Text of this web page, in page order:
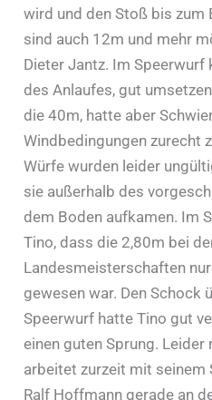
wird und den Stoß bis zum
sind auch 12m und mehr
Dieter Jantz. Im Speerwurf
des Anlaufes, gut
die 40m, hatte aber
Windbedingungen zurecht
Würfe wurden leider
sie außerhalb des
dem Boden aufkamen. Im
Tino, dass die 2,80m bei
Landesmeisterschaften
gewesen war. Den Schock
Speerwurf hatte Tino gut
einen guten Sprung.
arbeitet zurzeit mit
Ralf Hoffmann gerade an